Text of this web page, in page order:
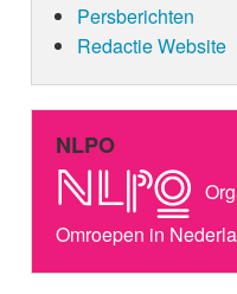
Persberichten
Redactie Website
NLPO
Omroepen in